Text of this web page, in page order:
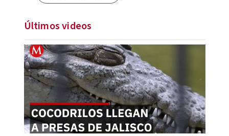
Últimos videos